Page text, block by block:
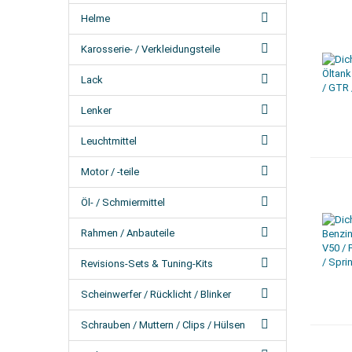
Helme
Karosserie- / Verkleidungsteile
Lack
Lenker
Leuchtmittel
Motor / -teile
Öl- / Schmiermittel
Rahmen / Anbauteile
Revisions-Sets & Tuning-Kits
Scheinwerfer / Rücklicht / Blinker
Schrauben / Muttern / Clips / Hülsen